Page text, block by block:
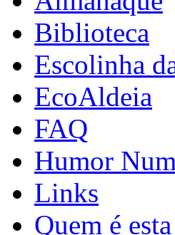
Biblioteca
Escolinha
EcoAldeia
FAQ
Humor
Links
Quem é